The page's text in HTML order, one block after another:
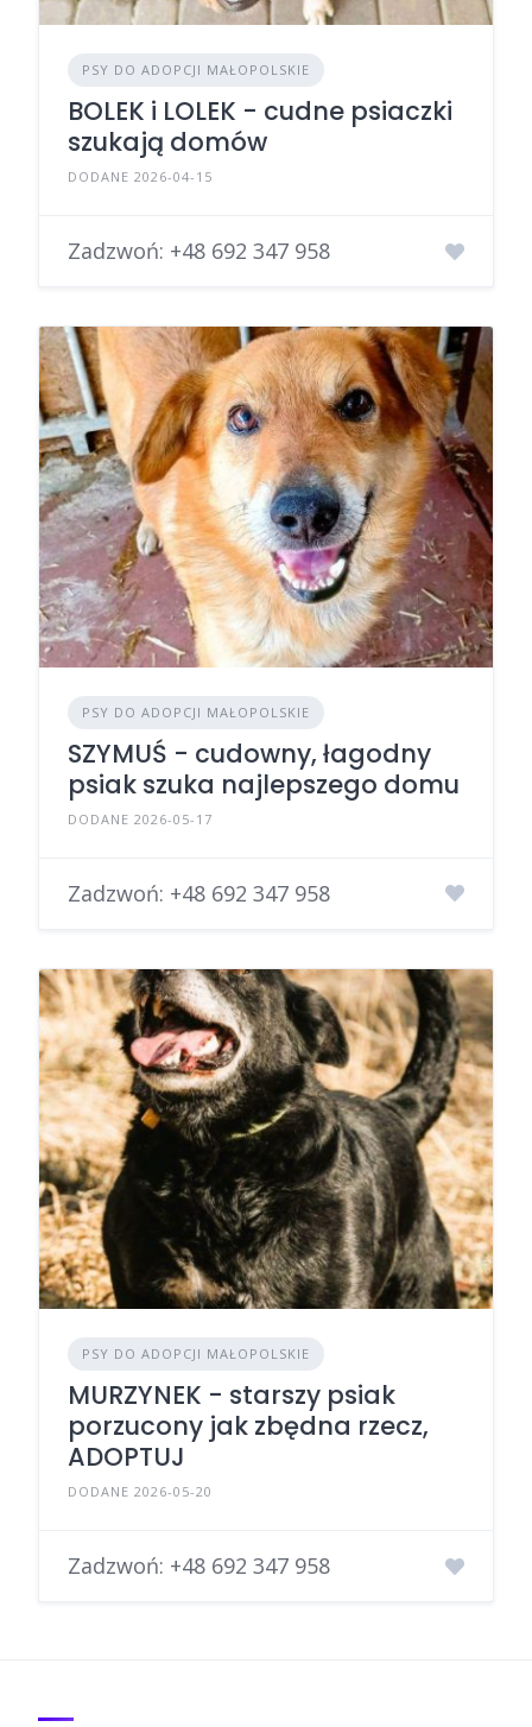
PSY DO ADOPCJI MAŁOPOLSKIE
BOLEK i LOLEK - cudne psiaczki
szukają domów
DODANE 2026-04-15
Zadzwoń: +48 692 347 958
PSY DO ADOPCJI MAŁOPOLSKIE
SZYMUŚ - cudowny, łagodny
psiak szuka najlepszego domu
DODANE 2026-05-17
Zadzwoń: +48 692 347 958
PSY DO ADOPCJI MAŁOPOLSKIE
MURZYNEK - starszy psiak
porzucony jak zbędna rzecz,
ADOPTUJ
DODANE 2026-05-20
Zadzwoń: +48 692 347 958